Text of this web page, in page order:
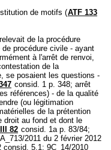
de motifs (ATF 133
de la procédure
procédure civile - ayant
à l'arrêt de renvoi,
de la
se posaient les questions -
consid. 1 p. 348; arrêt
références) - de la qualité
(ou légitimation
de la prétention
droit au fond et dont le
82 consid. 1a p. 83/84;
2011 du 2 février 2012
consid. 5.1; 9C_14/2010